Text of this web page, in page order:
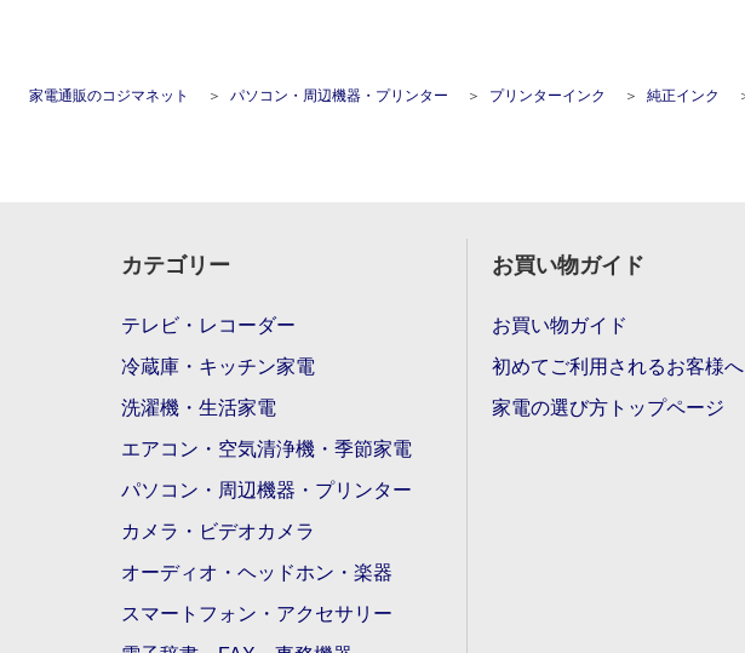
家電通販のコジマネット パソコン・周辺機器・プリンター プリンターインク 純正インク
カテゴリー
テレビ・レコーダー
冷蔵庫・キッチン家電
洗濯機・生活家電
エアコン・空気清浄機・季節家電
パソコン・周辺機器・プリンター
カメラ・ビデオカメラ
オーディオ・ヘッドホン・楽器
スマートフォン・アクセサリー
お買い物ガイド
お買い物ガイド
初めてご利用されるお客様へ
家電の選び方トップページ